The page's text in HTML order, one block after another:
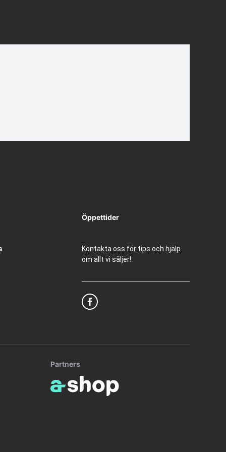
Öppettider
Kontakta oss för tips och hjälp
om allt vi säljer!
Partners